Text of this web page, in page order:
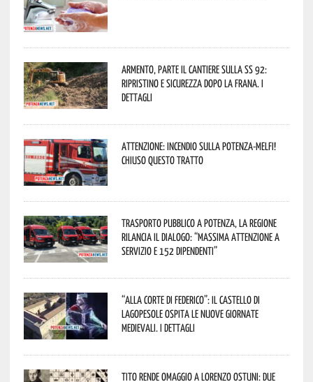
Armento, parte il cantiere sulla SS 92:
ripristino e sicurezza dopo la frana. I
dettagli
Attenzione: incendio sulla Potenza-Melfi!
Chiuso questo tratto
Trasporto pubblico a Potenza, la Regione
rilancia il dialogo: “Massima attenzione a
servizio e 152 dipendenti”
“Alla corte di Federico”: il Castello di
Lagopesole ospita le nuove Giornate
Medievali. I dettagli
Tito rende omaggio a Lorenzo Ostuni: due